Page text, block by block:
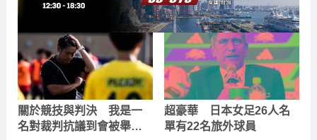
關於競技與判決 我是一
名對裁判抗議到會被舉牌
超豪華 日本女足26人名
單有22名旅外球員